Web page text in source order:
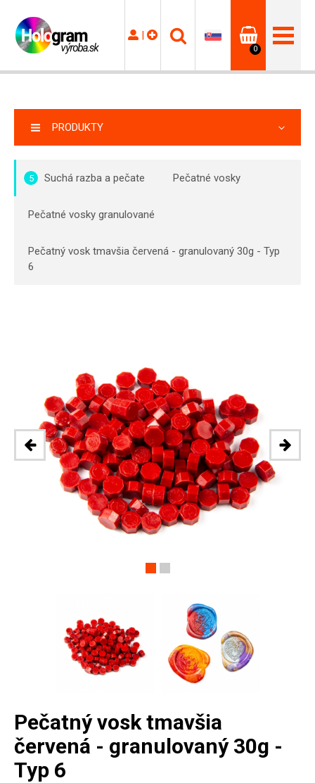
|
0
PRODUKTY
5 Suchá razba a pečate Pečatné vosky
Pečatné vosky granulované
Pečatný vosk tmavšia červená - granulovaný 30g - Typ
6
Pečatný vosk tmavšia
červená - granulovaný 30g -
Typ 6